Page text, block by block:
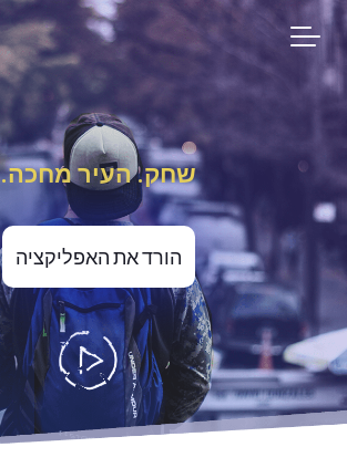
שחק. העיר מחכה.
הורד את האפליקציה